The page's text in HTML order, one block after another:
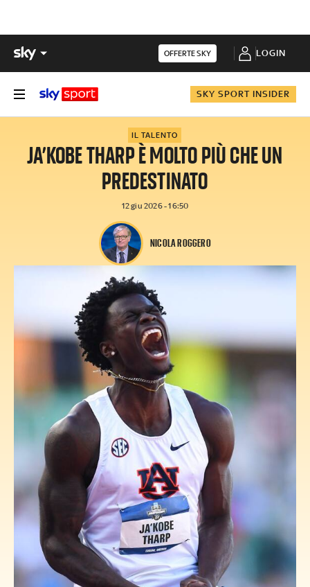
OFFERTE SKY LOGIN
SKY SPORT INSIDER
IL TALENTO
JA’KOBE THARP È MOLTO PIÙ CHE UN
PREDESTINATO
12 giu 2026 - 16:50
NICOLA ROGGERO